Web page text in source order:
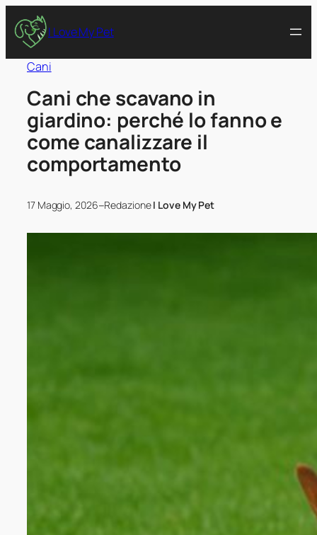
I Love My Pet
Cani
Cani che scavano in
giardino: perché lo fanno e
come canalizzare il
comportamento
17 Maggio, 2026–RedazioneI Love My Pet